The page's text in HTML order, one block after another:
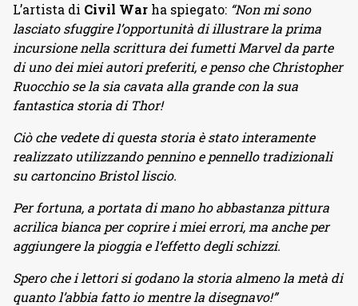
L’artista di Civil War ha spiegato: “Non mi sono
lasciato sfuggire l’opportunità di illustrare la prima
incursione nella scrittura dei fumetti Marvel da parte
di uno dei miei autori preferiti, e penso che Christopher
Ruocchio se la sia cavata alla grande con la sua
fantastica storia di Thor!
Ciò che vedete di questa storia è stato interamente
realizzato utilizzando pennino e pennello tradizionali
su cartoncino Bristol liscio.
Per fortuna, a portata di mano ho abbastanza pittura
acrilica bianca per coprire i miei errori, ma anche per
aggiungere la pioggia e l’effetto degli schizzi.
Spero che i lettori si godano la storia almeno la metà di
quanto l’abbia fatto io mentre la disegnavo!”